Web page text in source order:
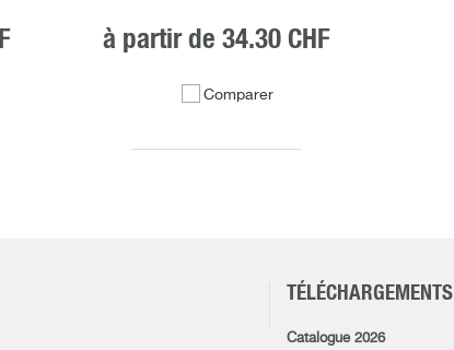
à partir de34.30 CHF
Comparer
TÉLÉCHARGEMENTS
Catalogue 2026